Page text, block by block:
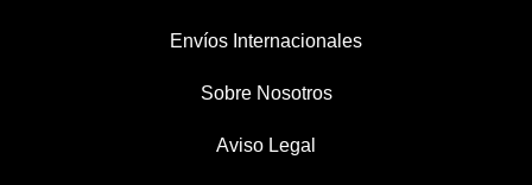
Envíos Internacionales
Sobre Nosotros
Aviso Legal